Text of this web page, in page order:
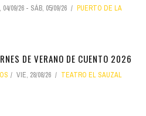
04/09/26 - SÁB, 05/09/26
PUERTO DE LA
DE VERANO DE CUENTO 2026
VIE, 28/08/26 TEATRO EL SAUZAL